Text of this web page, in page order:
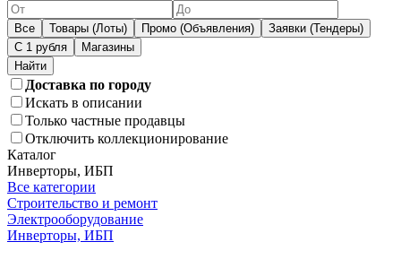
Все Товары (Лоты) Промо (Объявления)
Заявки (Тендеры)
С 1 рубля
Магазины
Доставка по городу
Искать в описании
Только частные продавцы
Отключить коллекционирование
Каталог
Инверторы, ИБП
Все категории
Строительство и ремонт
Электрооборудование
Инверторы, ИБП